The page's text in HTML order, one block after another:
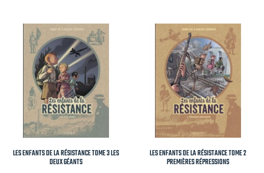
LES ENFANTS DE LA RÉSISTANCE TOME 3 LES
DEUX GÉANTS
LES ENFANTS DE LA RÉSISTANCE TOME 2
PREMIÈRES RÉPRESSIONS